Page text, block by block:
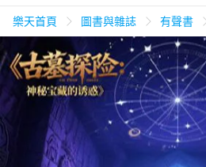
天天免運 美食蛋糕
居家生活 3C家電
樂天首頁 圖書與雜誌 有聲書